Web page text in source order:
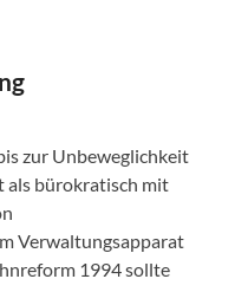
zur Unbeweglichkeit
als bürokratisch mit
Verwaltungsapparat
1994 sollte